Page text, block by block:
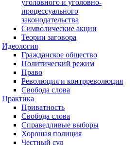
уголовного и уголовно-
процессуального
законодательства
Символические акции
Теории заговора
Идеология
Гражданское общество
Политический режим
Право
Революция и контрреволюция
Свобода слова
Практика
Приватность
Свобода слова
Справедливые выборы
Хорошая полиция
Честный суд